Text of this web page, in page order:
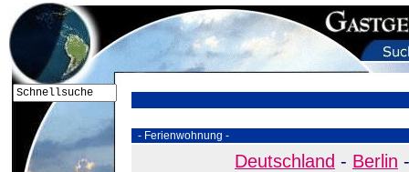
- Ferienwohnung -
Deutschland - Berlin